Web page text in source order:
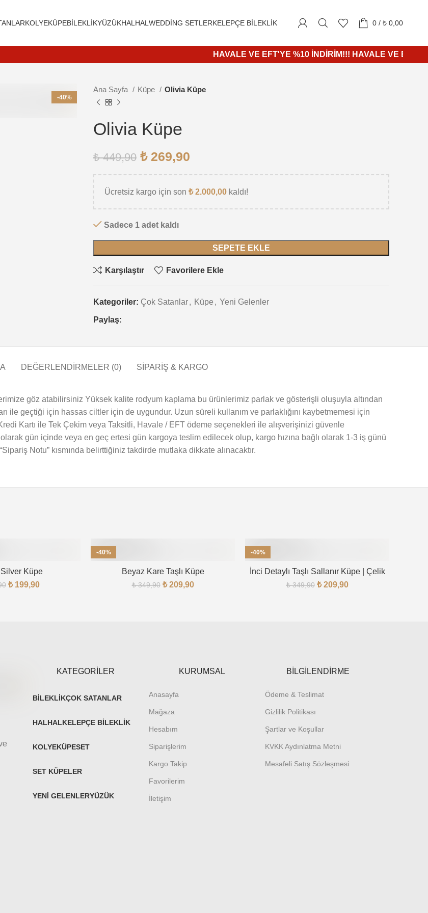
KOLYEKÜPEBILEKLIKYÜZÜKHALHALWEDDING SETLERKELEPÇE BILEKLIK 0/ ₺ 0,00
HAVALE VE EFT'YE %10 İNDİRİM!!! HAVALE VE EFT'YE
-40%
Ana Sayfa Küpe Olivia Küpe
Olivia Küpe
₺449,90 ₺269,90
Ücretsiz kargo için son ₺2.000,00 kaldı!
Sadece 1 adet kaldı
SEPETE EKLE
Karşılaştır Favorilere Ekle
Kategoriler: Çok Satanlar, Küpe , Yeni Gelenler
Paylaş:
DEĞERLENDIRMELER (0) SİPARİŞ & KARGO
göz atabilirsiniz Yüksek kalite rodyum kaplama bu ürünlerimiz parlak ve gösterişli oluşuyla altından
ile geçtiği için hassas ciltler için de uygundur. Uzun süreli kullanım ve parlaklığını kaybetmemesi için
Kartı ile Tek Çekim veya Taksitli, Havale / EFT ödeme seçenekleri ile alışverişinizi güvenle
gün içinde veya en geç ertesi gün kargoya teslim edilecek olup, kargo hızına bağlı olarak 1-3 iş günü
Notu” kısmında belirttiğiniz takdirde mutlaka dikkate alınacaktır.
Küpe
₺199,90
-40%
TÜKENDIBeyaz Kare Taşlı Küpe
₺349,90 ₺209,90
-40%
İnci Detaylı Taşlı Sallanır Küpe | Çelik
₺349,90 ₺209,90
KATEGORİLER
BILEKLIKÇOK SATANLAR
HALHALKELEPÇE BILEKLIK
KOLYEKÜPESET
SET KÜPELER
YENI GELENLERYÜZÜK
KURUMSAL
Anasayfa
Mağaza
Hesabım
Siparişlerim
Kargo Takip
Favorilerim
İletişim
BİLGİLENDİRME
Ödeme & Teslimat
Gizlilik Politikası
Şartlar ve Koşullar
KVKK Aydınlatma Metni
Mesafeli Satış Sözleşmesi